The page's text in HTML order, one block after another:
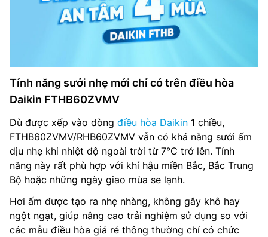
Tính năng sưởi nhẹ mới chỉ có trên điều hòa
Daikin FTHB60ZVMV
Dù được xếp vào dòng điều hòa Daikin 1 chiều,
FTHB60ZVMV/RHB60ZVMV vẫn có khả năng sưởi ấm
dịu nhẹ khi nhiệt độ ngoài trời từ 7°C trở lên. Tính
năng này rất phù hợp với khí hậu miền Bắc, Bắc Trung
Bộ hoặc những ngày giao mùa se lạnh.
Hơi ấm được tạo ra nhẹ nhàng, không gây khô hay
ngột ngạt, giúp nâng cao trải nghiệm sử dụng so với
các mẫu điều hòa giá rẻ thông thường chỉ có chức